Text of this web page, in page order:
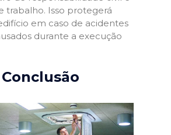
trabalho. Isso protegerá
em caso de acidentes
durante a execução
Conclusão